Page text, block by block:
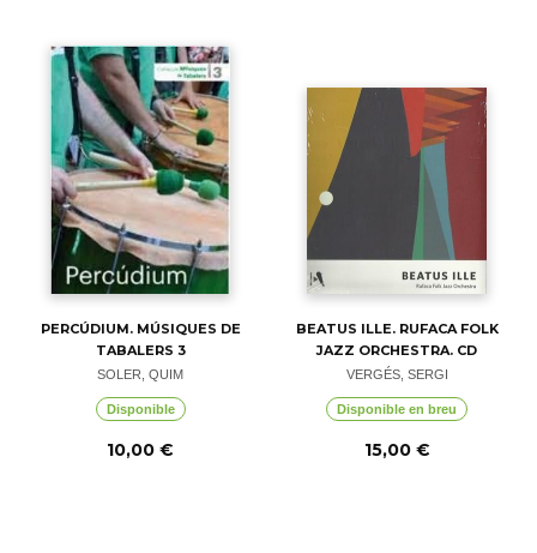
PERCÚDIUM. MÚSIQUES DE
TABALERS 3
SOLER, QUIM
Disponible
10,00 €
BEATUS ILLE. RUFACA FOLK
JAZZ ORCHESTRA. CD
VERGÉS, SERGI
Disponible en breu
15,00 €